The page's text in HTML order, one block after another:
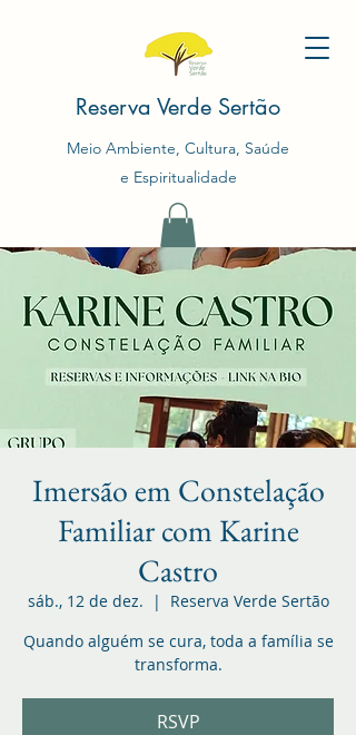
Reserva Verde Sertão
Meio Ambiente, Cultura, Saúde
e Espiritualidade
Imersão em Constelação
Familiar com Karine
Castro
sáb., 12 de dez.
  |
Reserva Verde Sertão
Quando alguém se cura, toda a família se
transforma.
RSVP